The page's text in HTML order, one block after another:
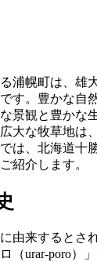
浦幌町は、雄
す。豊かな自
景観と豊かな
大な牧草地は
は、北海道十
紹介します。
由来するとさ
（urar-poro）